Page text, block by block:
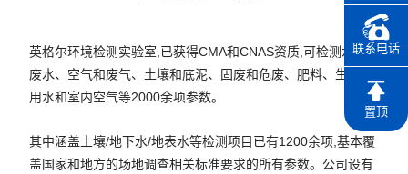
联系电话
置顶
英格尔环境检测实验室,已获得CMA和CNAS资质,可检测水和
废水、空气和废气、土壤和底泥、固废和危废、肥料、生活饮
用水和室内空气等2000余项参数。
其中涵盖土壤/地下水/地表水等检测项目已有1200余项,基本覆
盖国家和地方的场地调查相关标准要求的所有参数。公司设有